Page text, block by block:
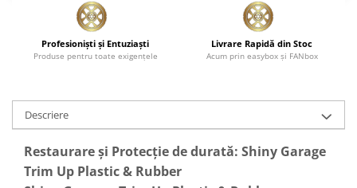
Profesionişti şi Entuziaşti
Produse pentru toate exigenţele
Livrare Rapidă din Stoc
Acum prin easybox şi FANbox
Descriere
Restaurare și Protecție de durată: Shiny Garage
Trim Up Plastic & Rubber